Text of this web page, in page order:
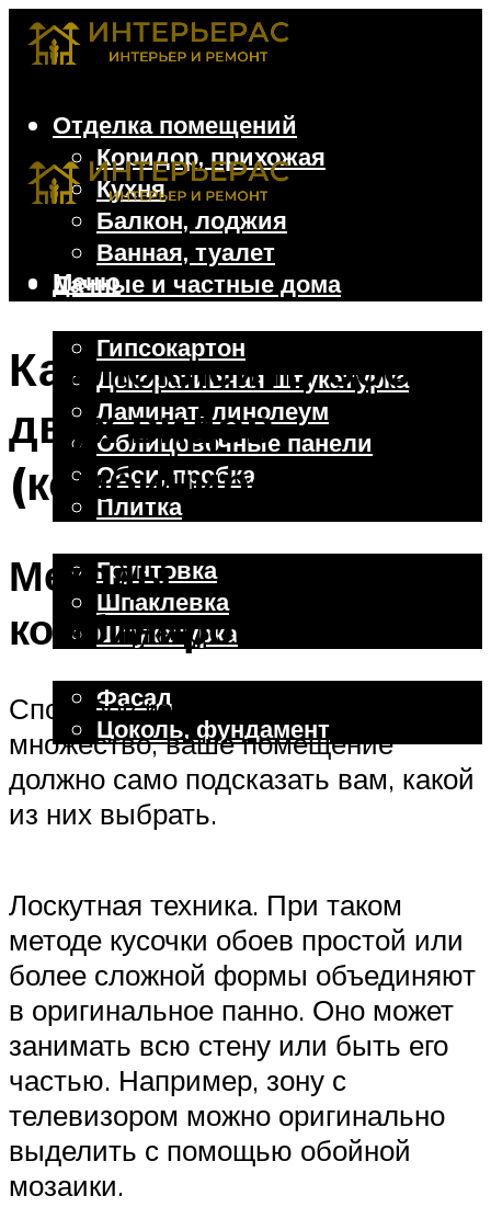
Отделка помещений
Коридор, прихожая
Кухня
Балкон, лоджия
Ванная, туалет
Дачные и частные дома
Гипсокартон
Декоративная штукатурка
Ламинат, линолеум
Облицовочные панели
Обои, пробка
Плитка
Грунтовка
Шпаклевка
Штукатурка
Фасад
Цоколь, фундамент
Меню
Меню
Как поклеить обои
двух видов
(комбинирование)
Методы
комбинирования
Способов комбинирования обоев
множество, ваше помещение
должно само подсказать вам, какой
из них выбрать.
Лоскутная техника. При таком
методе кусочки обоев простой или
более сложной формы объединяют
в оригинальное панно. Оно может
занимать всю стену или быть его
частью. Например, зону с
телевизором можно оригинально
выделить с помощью обойной
мозаики.